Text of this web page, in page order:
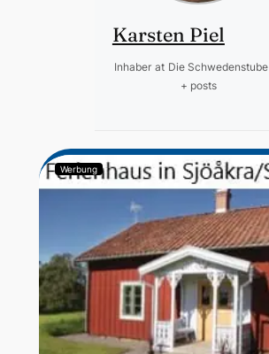
Karsten Piel
Inhaber at Die Schwedenstube
+ posts
Werbung